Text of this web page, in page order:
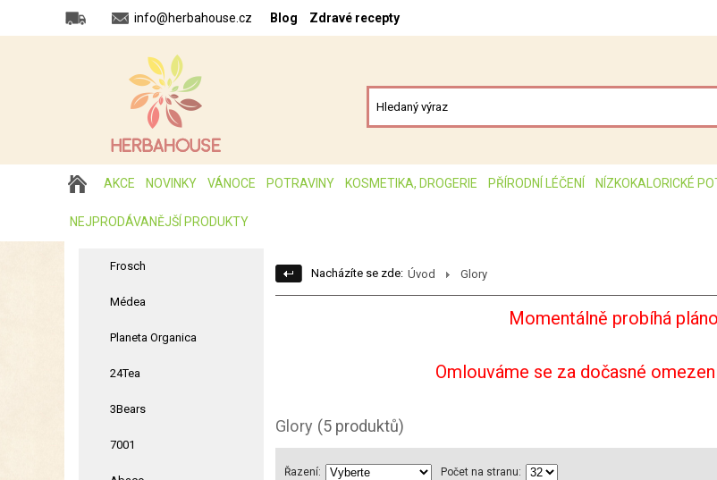
info@herbahouse.cz Blog Zdravé recepty
AKCE NOVINKY VÁNOCE POTRAVINY KOSMETIKA, DROGERIE PŘÍRODNÍ LÉČENÍ NÍZKOKALORICKÉ
NEJPRODÁVANĚJŠÍ PRODUKTY
Frosch
Médea
Planeta Organica
24Tea
3Bears
7001
Nacházíte se zde: Úvod Glory
Momentálně probíhá
Omlouváme se za dočasné
Glory (5 produktů)
Řazení: Počet na stranu: